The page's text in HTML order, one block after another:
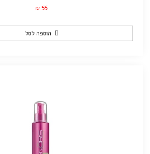
₪ 55
הוספה לסל